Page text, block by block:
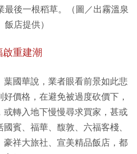
最後一根稻草。（圖／出霧溫泉
飯店提供）
重建潮
葉國華說，業者眼看前景如此悲
價格，在避免被過度砍價下，
或轉入地下慢慢尋求買家，甚或
賓、福華、馥敦、六福客棧、
豪祥大旅社、宣美精品飯店，都